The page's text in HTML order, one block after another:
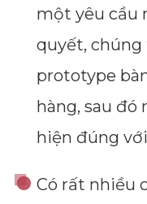
một yêu cầu
quyết,
prototype
hàng, sau đó
hiện đúng
Có rất nhiều